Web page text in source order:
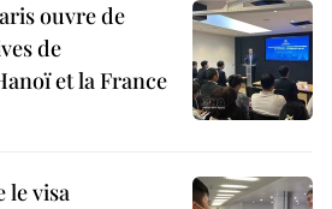
ouvre de
de
et la France
le visa